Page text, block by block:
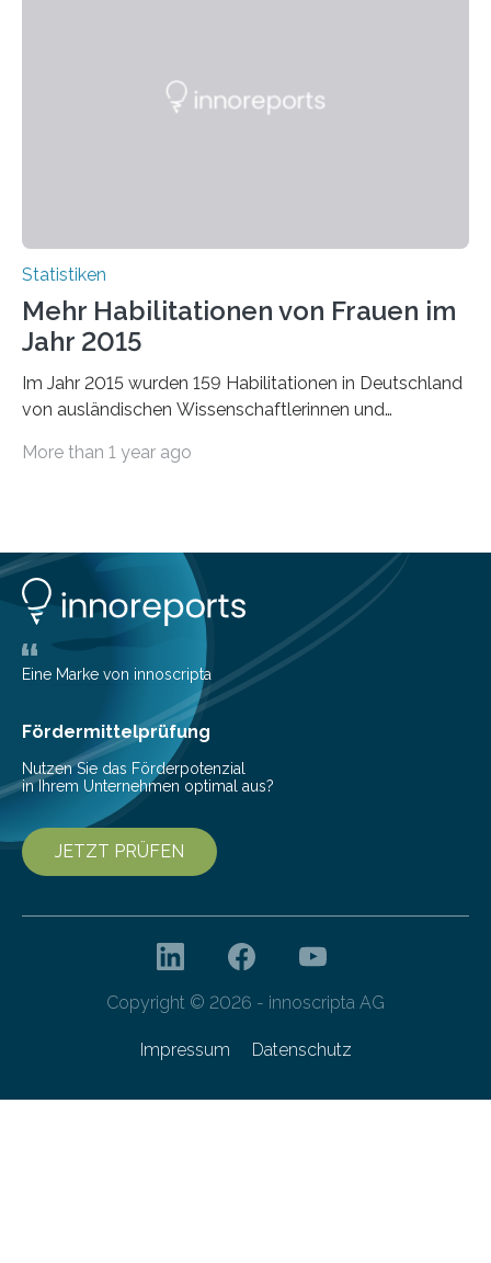
Statistiken
Mehr Habilitationen von Frauen im
Jahr 2015
Im Jahr 2015 wurden 159 Habilitationen in Deutschland
von ausländischen Wissenschaftlerinnen und
More than 1 year ago
Eine Marke von innoscripta
Fördermittelprüfung
Nutzen Sie das Förderpotenzial
in Ihrem Unternehmen optimal aus?
JETZT PRÜFEN
Copyright © 2026 - innoscripta AG
Impressum Datenschutz